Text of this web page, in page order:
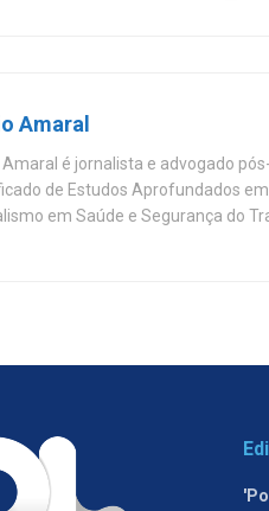
Amaral
Amaral é jornalista e advogado
de Estudos Aprofundados
em Saúde e Segurança do